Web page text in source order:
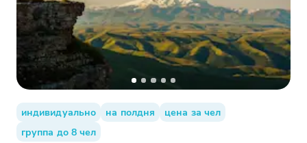
индивидуально на полдня
цена за чел
группа до 8 чел